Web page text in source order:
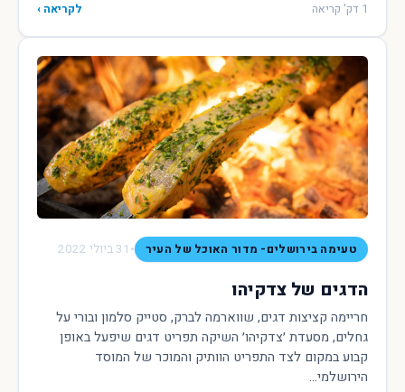
1 דק' קריאה לקריאה ›
טעימה בירושלים- מדור האוכל של העיר • 31 ביולי 2022
הדגים של צדקיהו
חריימה קציצות דגים, שווארמה לברק, סטייק סלמון ובורי על
גחלים, מסעדת ׳צדקיהו׳ השיקה תפריט דגים שיפעל באופן
קבוע במקום לצד התפריט הוותיק והמוכר של המוסד
הירושלמי...